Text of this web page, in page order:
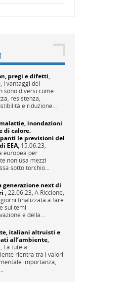
pregi e difetti,
I vantaggi del
sono diversi come
resistenza,
e riduzione...
inondazioni
di calore.
le previsioni del
EEA, 15.06.23,
europea per
non usa mezzi
sotto torchio...
generazione next di
, 22.06.23, A Riccione,
finalizzata a fare
sui temi
e della...
italiani altruisti e
all’ambiente,
La tutela
rientra tra i valori
importanza,